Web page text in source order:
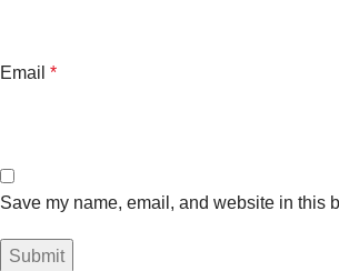
Email *
Save my name, email, and website in this